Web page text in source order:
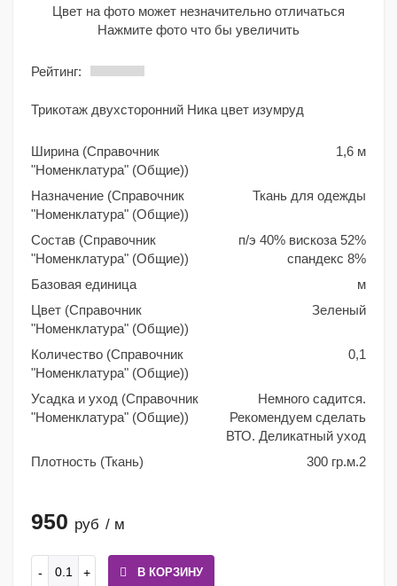
Цвет на фото может незначительно отличаться
Нажмите фото что бы увеличить
Рейтинг:
Трикотаж двухсторонний Ника цвет изумруд
Ширина (Справочник
"Номенклатура" (Общие))
1,6 м
Назначение (Справочник
"Номенклатура" (Общие))
Ткань для одежды
Состав (Справочник
"Номенклатура" (Общие))
п/э 40% вискоза 52%
спандекс 8%
Базовая единица
м
Цвет (Справочник
"Номенклатура" (Общие))
Зеленый
Количество (Справочник
"Номенклатура" (Общие))
0,1
Усадка и уход (Справочник
"Номенклатура" (Общие))
Немного садится.
Рекомендуем сделать
ВТО. Деликатный уход
Плотность (Ткань)
300 гр.м.2
950 руб / м
В КОРЗИНУ